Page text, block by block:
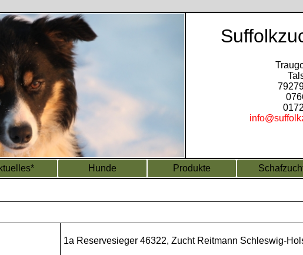
Hunde Produkte
1a Reservesieger 46322, Zucht Reitmann Schleswig-